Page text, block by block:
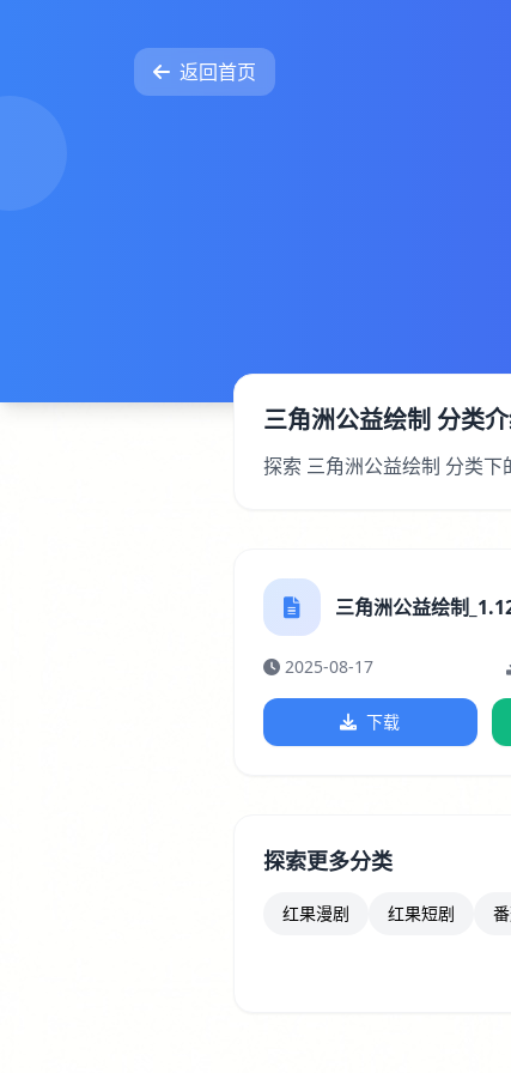
返回首页
三角洲公益绘制 分类
探索 三角洲公益绘制 分类下
三角洲公益绘制
2025-08-17
下载
探索更多分类
红果漫剧 红果短剧